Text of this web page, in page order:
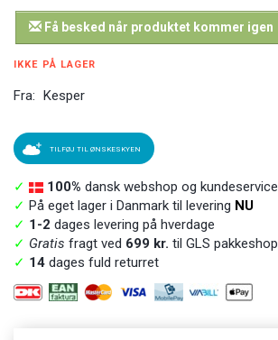
Få besked når produktet kommer igen
IKKE PÅ LAGER
Fra: Kesper
TILFØJ TIL ØNSKESKYEN
✓ 100% dansk webshop og kundeservice
✓ På eget lager i Danmark til levering NU
✓ 1-2 dages levering på hverdage
✓ Gratis fragt ved 699 kr. til GLS pakkeshop
✓ 14 dages fuld returret